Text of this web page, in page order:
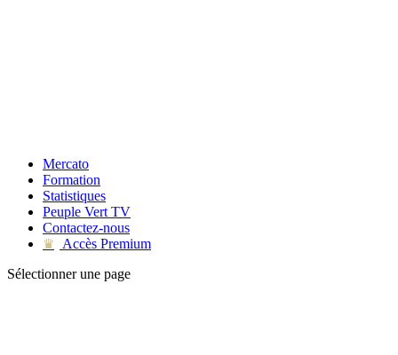
Mercato
Formation
Statistiques
Peuple Vert TV
Contactez-nous
♛
Accès Premium
Sélectionner une page